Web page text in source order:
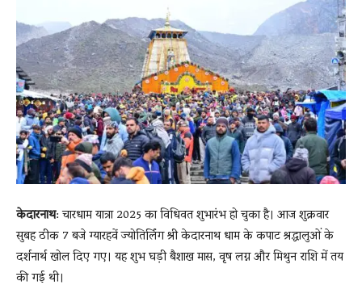
News
LIVE
केदारनाथ: चारधाम यात्रा 2025 का विधिवत शुभारंभ हो चुका है। आज शुक्रवार
सुबह ठीक 7 बजे ग्यारहवें ज्योतिर्लिंग श्री केदारनाथ धाम के कपाट श्रद्धालुओं के
दर्शनार्थ खोल दिए गए। यह शुभ घड़ी बैशाख मास, वृष लग्न और मिथुन राशि में तय
की गई थी।